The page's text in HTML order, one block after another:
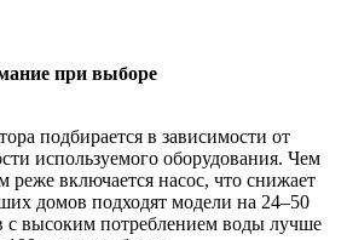
при выборе
подбирается в зависимости от
используемого оборудования. Чем
реже включается насос, что снижает
домов подходят модели на 24–50
с высоким потреблением воды лучше